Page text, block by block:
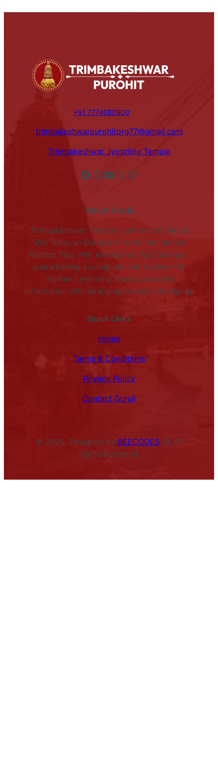
+91 7774080900
trimbakeshwarpurohitorg77@gmail.com
Trimbakeshwar Jyotirling Temple
Facebook Instagram YouTube X Pinterest
About Guruji
Trimbakeshwar Temple’s authorized Pandit
Shiv Narayan Guruji performs the famous
Kalsarp Puja with all required Puja Samagri,
guaranteeing a complete and trustworthy
Yajman ceremony.he also provides
information with arranging travel and lodging.
Quick Links
Home
Terms & Conditions
Privacy Policy
Contact Guruji
© 2025. Designed by BEECODES. © All
Rights Reserved.